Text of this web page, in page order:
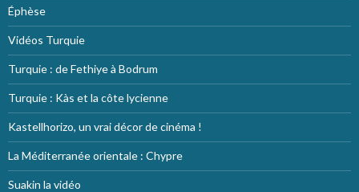
Éphèse
Vidéos Turquie
Turquie : de Fethiye à Bodrum
Turquie : Kàs et la côte lycienne
Kastellhorizo, un vrai décor de cinéma !
La Méditerranée orientale : Chypre
Suakin la vidéo